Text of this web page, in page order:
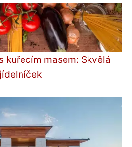
kuřecím masem: Skvělá